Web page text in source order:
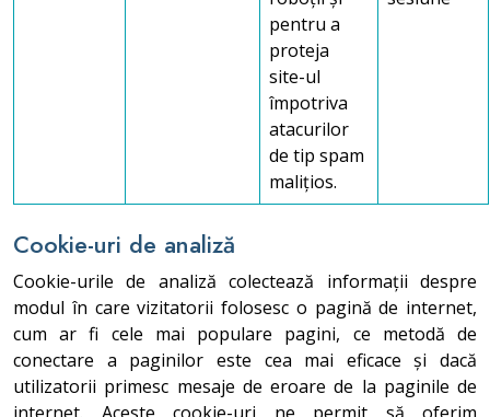
pentru a
proteja
site-ul
împotriva
atacurilor
de tip spam
malițios.
Cookie-uri de analiză
Cookie-urile de analiză colectează informații despre
modul în care vizitatorii folosesc o pagină de internet,
cum ar fi cele mai populare pagini, ce metodă de
conectare a paginilor este cea mai eficace și dacă
utilizatorii primesc mesaje de eroare de la paginile de